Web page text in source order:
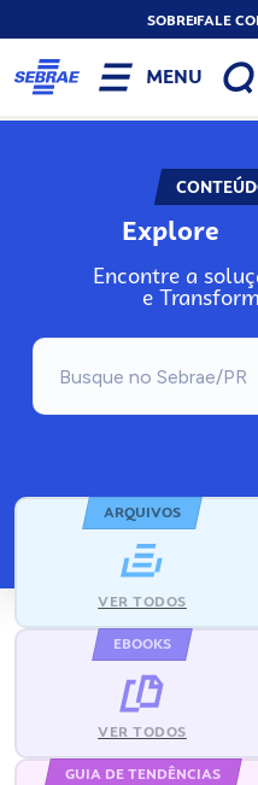
SOBREFALE
MENU
Explore
Encontre a
e
ARQUIVOS
VER TODOS
EBOOKS
VER TODOS
GUIA DE TENDÊNCIAS